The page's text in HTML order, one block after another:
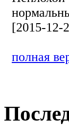
[2015-12-
полная